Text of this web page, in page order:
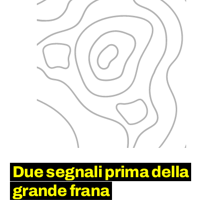
Due segnali prima della
grande frana